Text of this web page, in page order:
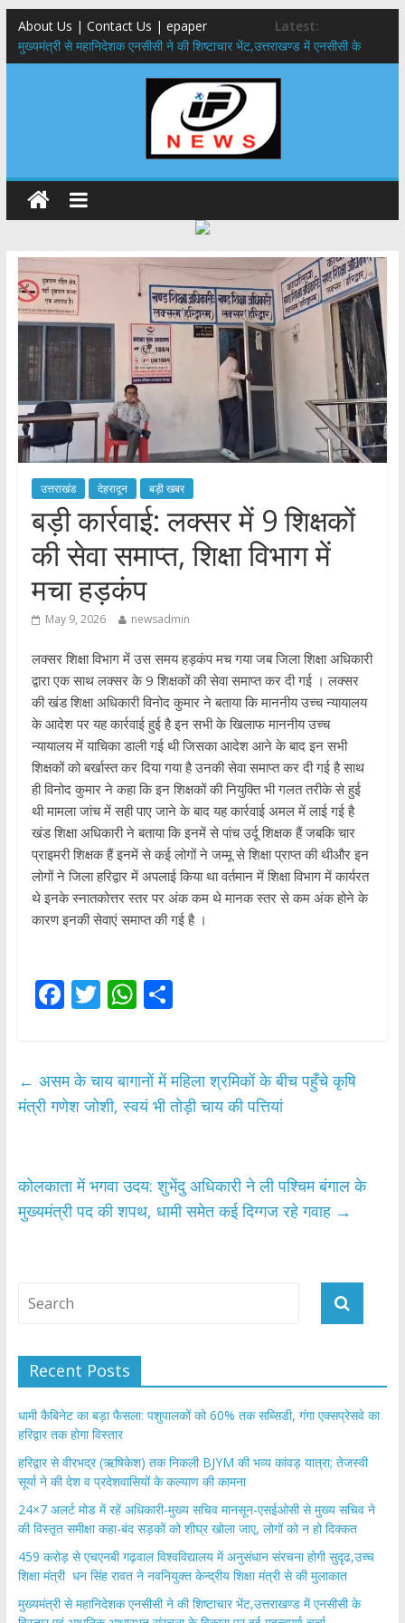
About Us | Contact Us | epaper
Latest:
मुख्यमंत्री से महानिदेशक एनसीसी ने की शिष्टाचार भेंट,उत्तराखण्ड में एनसीसी के
विस्तार एवं आधुनिक आधारभूत संरचना के विकास पर हुई महत्वपूर्ण चर्चा
​धामी कैबिनेट का बड़ा फैसला: पशुपालकों को 60% तक सब्सिडी, गंगा एक्सप्रेसवे का
​हरिद्वार से वीरभद्र (ऋषिकेश) तक निकली BJYM की भव्य कांवड़ यात्रा; तेजस्वी
सूर्या ने की देश व प्रदेशवासियों के कल्याण की कामना
24×7 अलर्ट मोड में रहें अधिकारी-मुख्य सचिव मानसून-एसईओसी से मुख्य सचिव ने
की विस्तृत समीक्षा कहा-बंद सड़कों को शीघ्र खोला जाए, लोगों को न हो दिक्कत
459 करोड़ से एचएनबी गढ़वाल विश्वविद्यालय में अनुसंधान संरचना होगी सुदृढ,उच्च
शिक्षा मंत्री धन सिंह रावत ने नवनियुक्त केन्द्रीय शिक्षा मंत्री से की मुलाकात
उत्तराखंड देहरादून बड़ी खबर
​बड़ी कार्रवाई: लक्सर में 9 शिक्षकों
की सेवा समाप्त, शिक्षा विभाग में
मचा हड़कंप
May 9, 2026 newsadmin
लक्सर शिक्षा विभाग में उस समय हड़कंप मच गया जब जिला शिक्षा अधिकारी
द्वारा एक साथ लक्सर के 9 शिक्षकों की सेवा समाप्त कर दी गई । लक्सर
की खंड शिक्षा अधिकारी विनोद कुमार ने बताया कि माननीय उच्च न्यायालय
के आदेश पर यह कार्रवाई हुई है इन सभी के खिलाफ माननीय उच्च
न्यायालय में याचिका डाली गई थी जिसका आदेश आने के बाद इन सभी
शिक्षकों को बर्खास्त कर दिया गया है उनकी सेवा समाप्त कर दी गई है साथ
ही विनोद कुमार ने कहा कि इन शिक्षकों की नियुक्ति भी गलत तरीके से हुई
थी मामला जांच में सही पाए जाने के बाद यह कार्रवाई अमल में लाई गई है
खंड शिक्षा अधिकारी ने बताया कि इनमें से पांच उर्दू शिक्षक हैं जबकि चार
प्राइमरी शिक्षक हैं इनमें से कई लोगों ने जम्मू से शिक्षा प्राप्त की थीऔर इन
लोगों ने जिला हरिद्वार में अपलाई किया था वर्तमान में शिक्षा विभाग में कार्यरत
थे इनके स्नातकोत्तर स्तर पर अंक कम थे मानक स्तर से कम अंक होने के
कारण इनकी सेवाएं समाप्त की गई है ।
F
b
o
k
T
er
W
s
A
S
e
← असम के चाय बागानों में महिला श्रमिकों के बीच पहुँचे कृषि
मंत्री गणेश जोशी, स्वयं भी तोड़ी चाय की पत्तियां
कोलकाता में भगवा उदय: शुभेंदु अधिकारी ने ली पश्चिम बंगाल के
मुख्यमंत्री पद की शपथ, धामी समेत कई दिग्गज रहे गवाह →
Recent Posts
​धामी कैबिनेट का बड़ा फैसला: पशुपालकों को 60% तक सब्सिडी, गंगा एक्सप्रेसवे का
हरिद्वार तक होगा विस्तार
​हरिद्वार से वीरभद्र (ऋषिकेश) तक निकली BJYM की भव्य कांवड़ यात्रा; तेजस्वी
सूर्या ने की देश व प्रदेशवासियों के कल्याण की कामना
24×7 अलर्ट मोड में रहें अधिकारी-मुख्य सचिव मानसून-एसईओसी से मुख्य सचिव ने
की विस्तृत समीक्षा कहा-बंद सड़कों को शीघ्र खोला जाए, लोगों को न हो दिक्कत
459 करोड़ से एचएनबी गढ़वाल विश्वविद्यालय में अनुसंधान संरचना होगी सुदृढ,उच्च
शिक्षा मंत्री धन सिंह रावत ने नवनियुक्त केन्द्रीय शिक्षा मंत्री से की मुलाकात
मुख्यमंत्री से महानिदेशक एनसीसी ने की शिष्टाचार भेंट,उत्तराखण्ड में एनसीसी के